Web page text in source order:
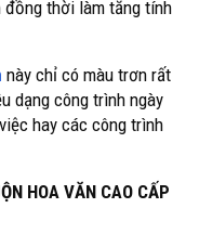
đồng thời làm tăng tính
này chỉ có màu trơn rất
dạng công trình ngày
hay các công trình
HOA VĂN CAO CẤP